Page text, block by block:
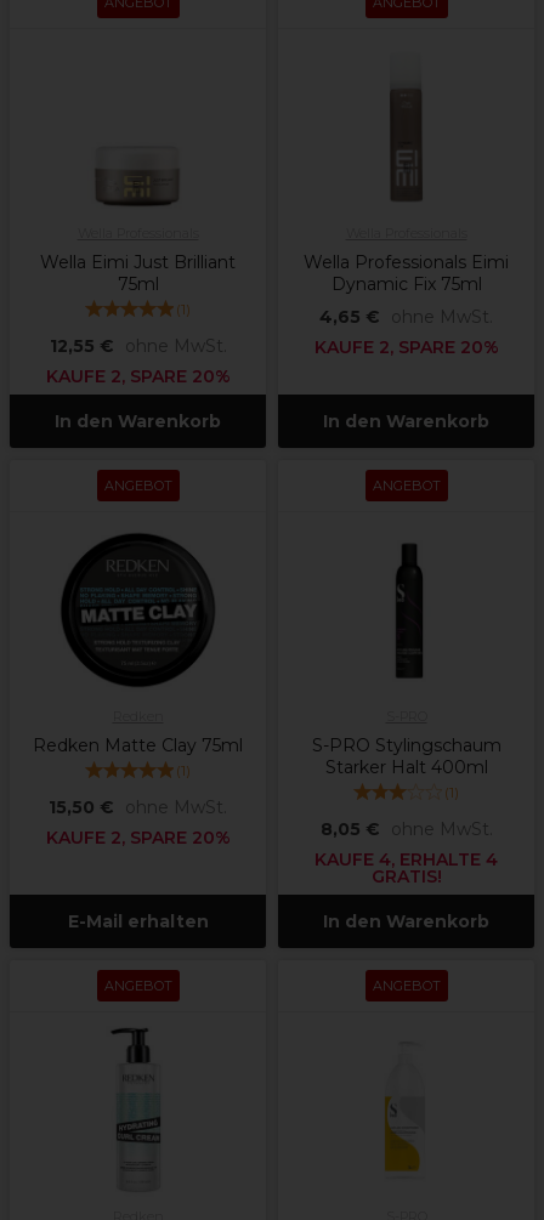
Wella Eimi Just Brilliant
75ml
(1)
12,55 €
ohne MwSt.
KAUFE 2, SPARE 20%
In den Warenkorb
Wella Professionals Eimi
Dynamic Fix 75ml
4,65 €
ohne MwSt.
KAUFE 2, SPARE 20%
In den Warenkorb
ANGEBOT
Redken Matte Clay 75ml
(1)
15,50 €
ohne MwSt.
KAUFE 2, SPARE 20%
E-Mail erhalten
ANGEBOT
S-PRO Stylingschaum
Starker Halt 400ml
(1)
8,05 €
ohne MwSt.
KAUFE 4, ERHALTE 4
GRATIS!
In den Warenkorb
ANGEBOT ANGEBOT